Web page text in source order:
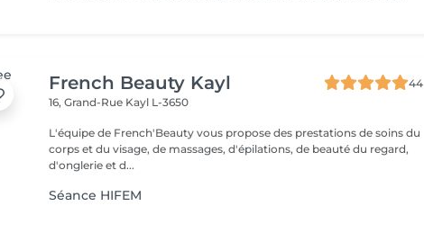
French Beauty Kayl
44
16, Grand-Rue Kayl L-3650
L'équipe de French'Beauty vous propose des prestations de soins du
corps et du visage, de massages, d'épilations, de beauté du regard,
d'onglerie et d...
Séance HIFEM